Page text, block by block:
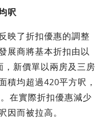
呎
映了折扣優惠的調整
展商將基本折扣由以
，新價單以兩房及三房
積均超過420平方呎，
在實際折扣優惠減少
因而被拉高。